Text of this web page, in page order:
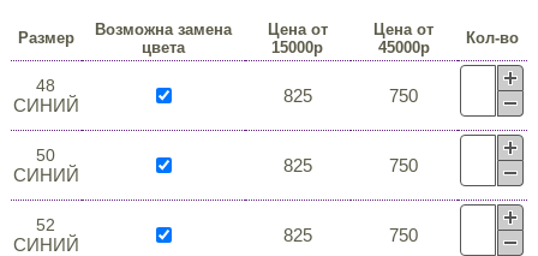
Размер
Возможна замена
цвета
Цена от
15000р
Цена от
45000р
Кол-во
48
СИНИЙ 825 750
50
СИНИЙ 825 750
52
СИНИЙ 825 750